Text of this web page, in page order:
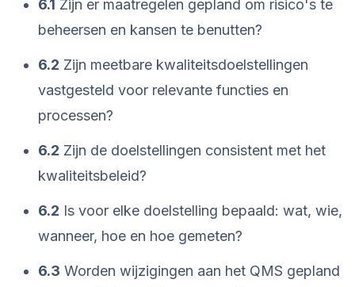
6.1 Zijn er maatregelen gepland om risico's te
beheersen en kansen te benutten?
6.2 Zijn meetbare kwaliteitsdoelstellingen
vastgesteld voor relevante functies en
processen?
6.2 Zijn de doelstellingen consistent met het
kwaliteitsbeleid?
6.2 Is voor elke doelstelling bepaald: wat, wie,
wanneer, hoe en hoe gemeten?
6.3 Worden wijzigingen aan het QMS gepland